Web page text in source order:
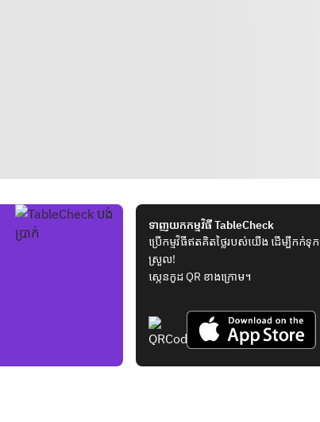
ទាញយកកម្មវិធី TableCheck
ប្រើកម្មវិធីឥតគិតថ្លៃរបស់យើង ដើម្បីកក់
ស្រួល!
ស្កេនកូដ QR ខាងក្រោម។